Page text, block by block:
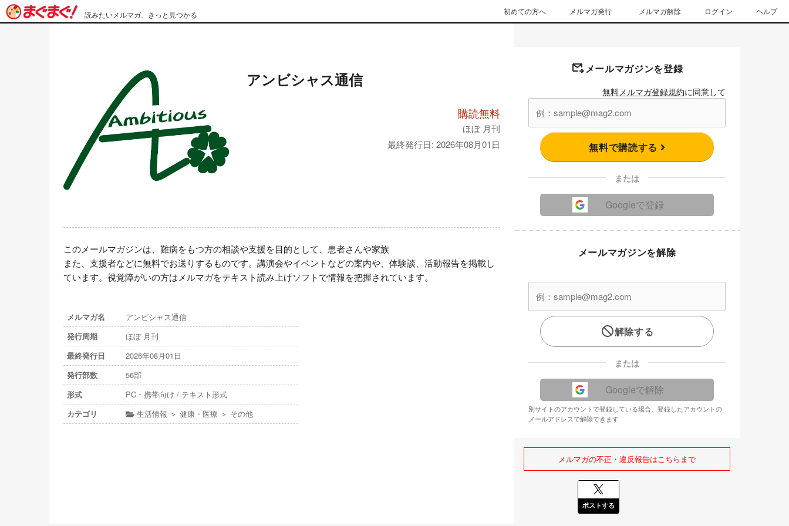
読みたいメルマガ、きっと見つかる 初めての方へ メルマガ発行 メルマガ解除 ログイン ヘルプ
アンビシャス通信
購読無料
ほぼ 月刊
最終発行日: 2026年08月01日
このメールマガジンは、難病をもつ方の相談や支援を目的として、患者さんや家族
また、支援者などに無料でお送りするものです。講演会やイベントなどの案内や、体験談、活動報告を掲載し
ています。視覚障がいの方はメルマガをテキスト読み上げソフトで情報を把握されています。
メルマガ名
アンビシャス通信
発行周期
ほぼ 月刊
最終発行日
2026年08月01日
発行部数
56部
形式
PC・携帯向け / テキスト形式
カテゴリ
生活情報 ＞ 健康・医療 ＞ その他
メールマガジンを登録
無料メルマガ登録規約に同意して
無料で購読する
または
Googleで登録
メールマガジンを解除
解除する
または
Googleで解除
別サイトのアカウントで登録している場合、登録したアカウントの
メールアドレスで解除できます
メルマガの不正・違反報告はこちらまで
ポストする